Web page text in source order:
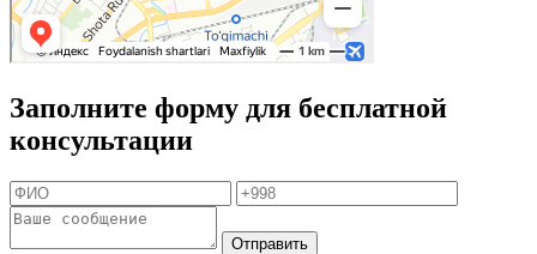
Заполните форму для бесплатной
консультации
Отправить